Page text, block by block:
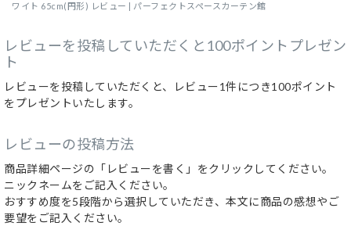
ワイト 65cm(円形) レビュー | パーフェクトスペースカーテン館
レビューを投稿していただくと100ポイントプレゼン
ト
レビューを投稿していただくと、レビュー1件につき100ポイント
をプレゼントいたします。
レビューの投稿方法
商品詳細ページの「レビューを書く」をクリックしてください。
ニックネームをご記入ください。
おすすめ度を5段階から選択していただき、本文に商品の感想やご
要望をご記入ください。